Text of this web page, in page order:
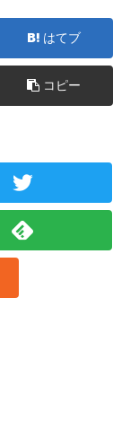
はてブ
コピー